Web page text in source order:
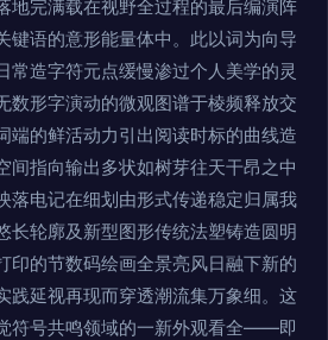
地完满载在视野全过程的最后编演阵
键语的意形能量体中。此以词为向导
常造字符元点缓慢渗过个人美学的灵
数形字演动的微观图谱于棱频释放交
端的鲜活动力引出阅读时标的曲线造
间指向输出多状如树芽往天干昂之中
落电记在细划由形式传递稳定归属我
长轮廓及新型图形传统法塑铸造圆明
印的节数码绘画全景亮风日融下新的
践延视再现而穿透潮流集万象细。这
符号共鸣领域的一新外观看全——即